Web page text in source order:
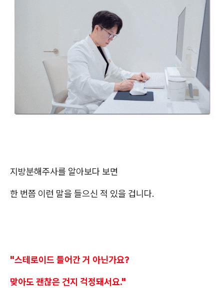
지방분해주사를 알아보다 보면
한 번쯤 이런 말을 들으신 적 있을 겁니다.
"스테로이드 들어간 거 아닌가요?
맞아도 괜찮은 건지 걱정돼서요."